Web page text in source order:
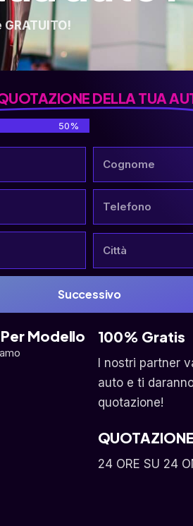
DELLA TUA
50%
Successivo
Modello 100% Gratis
I nostri partner
auto e ti
quotazione!
24 ORE SU 24